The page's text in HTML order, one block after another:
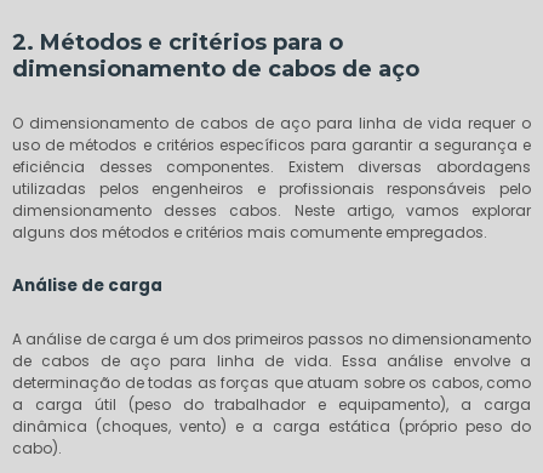
2. Métodos e critérios para o
dimensionamento de cabos de aço
O dimensionamento de cabos de aço para linha de vida requer o
uso de métodos e critérios específicos para garantir a segurança e
eficiência desses componentes. Existem diversas abordagens
utilizadas pelos engenheiros e profissionais responsáveis pelo
dimensionamento desses cabos. Neste artigo, vamos explorar
alguns dos métodos e critérios mais comumente empregados.
Análise de carga
A análise de carga é um dos primeiros passos no dimensionamento
de cabos de aço para linha de vida. Essa análise envolve a
determinação de todas as forças que atuam sobre os cabos, como
a carga útil (peso do trabalhador e equipamento), a carga
dinâmica (choques, vento) e a carga estática (próprio peso do
cabo).